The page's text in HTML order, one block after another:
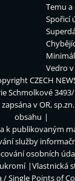
Temu a
Spořicí
Vedro
CZECH
Schmolkové 3493/
v OR,
obsahu
k publikovaným
služby
osobních
Vlastnická
Single Points of